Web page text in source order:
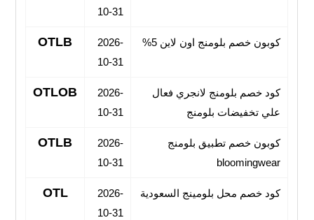
10-31
كوبون خصم بلومنج اون لاين 5%
2026-
10-31
OTLB
كود خصم بلومنج لانجري فعال
علي تخفيضات بلومنج
2026-
10-31
OTLOB
كوبون خصم تطبيق بلومنج
bloomingwear
2026-
10-31
OTLB
كود خصم محل بلومينج السعودية
2026-
10-31
OTL